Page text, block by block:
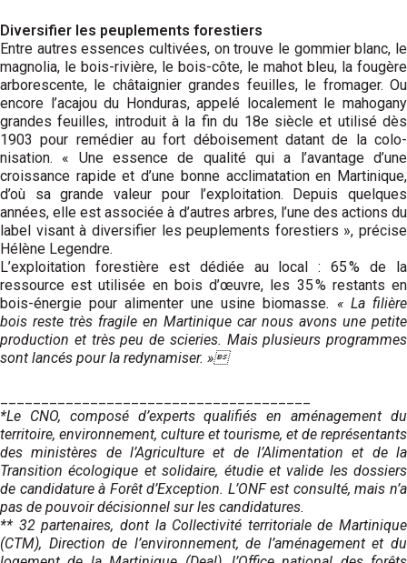
Diversifier les peuplements forestiers
Entre autres essences cultivées, on trouve le gommier blanc, le
magnolia, le bois-rivière, le bois-côte, le mahot bleu, la fougère
arborescente, le châtaignier grandes feuilles, le fromager. Ou
encore l’acajou du Honduras, appelé localement le mahogany
grandes feuilles, introduit à la fin du 18e siècle et utilisé dès
1903 pour remédier au fort déboisement datant de la colo­
nisation. « Une essence de qualité qui a l’avantage d’une
croissance rapide et d’une bonne acclimatation en Martinique,
d’où sa grande valeur pour l’exploitation. Depuis quelques
années, elle est associée à d’autres arbres, l’une des actions du
label visant à diversifier les peuplements forestiers », précise
Hélène Legendre.
L’exploitation forestière est dédiée au local : 65 % de la
ressource est utilisée en bois d’œuvre, les 35 % restants en
bois-énergie pour alimenter une usine biomasse. « La filière
bois reste très fragile en Martinique car nous avons une petite
production et très peu de scieries. Mais plusieurs programmes
sont lancés pour la redynamiser. »
*Le CNO, composé d’experts qualifiés en aménagement du
territoire, environnement, culture et tourisme, et de représentants
des ministères de l’Agriculture et de l’Alimentation et de la
Transition écologique et solidaire, étudie et valide les dossiers
de candidature à Forêt d’Exception. L’ONF est consulté, mais n’a
pas de pouvoir décisionnel sur les candidatures.
** 32 partenaires, dont la Collectivité territoriale de Martinique
(CTM), Direction de l’environnement, de l’aménagement et du